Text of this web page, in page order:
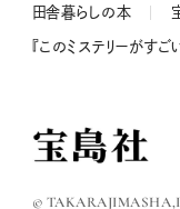
田舎暮らしの本
『このミステリーがすご
©